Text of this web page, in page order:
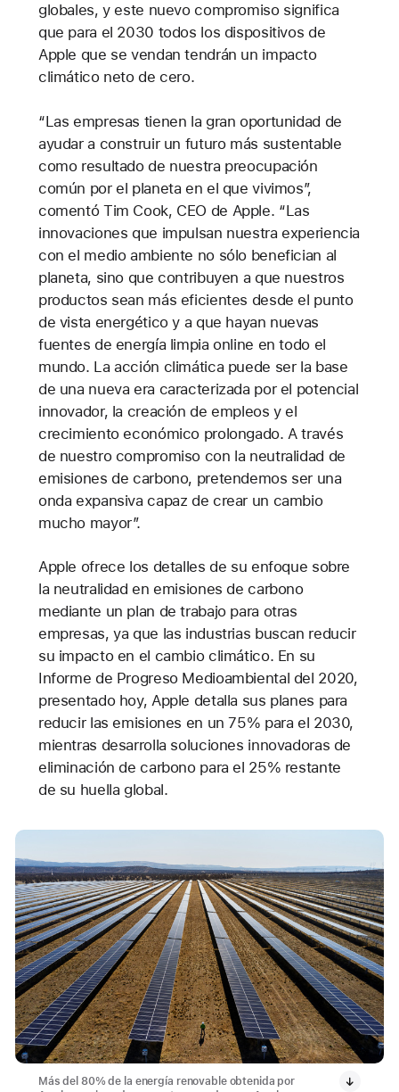
globales, y este nuevo compromiso significa
que para el 2030 todos los dispositivos de
Apple que se vendan tendrán un impacto
climático neto de cero.
“Las empresas tienen la gran oportunidad de
ayudar a construir un futuro más sustentable
como resultado de nuestra preocupación
común por el planeta en el que vivimos”,
comentó Tim Cook, CEO de Apple. “Las
innovaciones que impulsan nuestra experiencia
con el medio ambiente no sólo benefician al
planeta, sino que contribuyen a que nuestros
productos sean más eficientes desde el punto
de vista energético y a que hayan nuevas
fuentes de energía limpia online en todo el
mundo. La acción climática puede ser la base
de una nueva era caracterizada por el potencial
innovador, la creación de empleos y el
crecimiento económico prolongado. A través
de nuestro compromiso con la neutralidad de
emisiones de carbono, pretendemos ser una
onda expansiva capaz de crear un cambio
mucho mayor”.
Apple ofrece los detalles de su enfoque sobre
la neutralidad en emisiones de carbono
mediante un plan de trabajo para otras
empresas, ya que las industrias buscan reducir
su impacto en el cambio climático. En su
Informe de Progreso Medioambiental del 2020,
presentado hoy, Apple detalla sus planes para
reducir las emisiones en un 75% para el 2030,
mientras desarrolla soluciones innovadoras de
eliminación de carbono para el 25% restante
de su huella global.
Más del 80% de la energía renovable obtenida por